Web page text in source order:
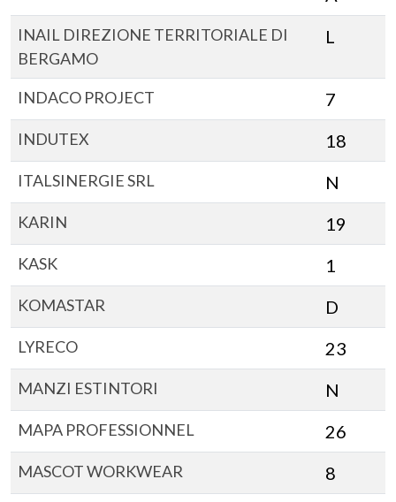
INAIL DIREZIONE TERRITORIALE DI
BERGAMO
L
INDACO PROJECT 7
INDUTEX 18
ITALSINERGIE SRL N
KARIN 19
KASK 1
KOMASTAR D
LYRECO 23
MANZI ESTINTORI N
MAPA PROFESSIONNEL 26
MASCOT WORKWEAR 8